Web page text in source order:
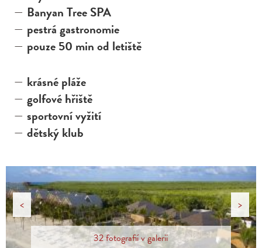
Banyan Tree SPA
pestrá gastronomie
pouze 50 min od letiště
krásné pláže
golfové hřiště
sportovní vyžití
dětský klub
< >
32 fotografií v galerii